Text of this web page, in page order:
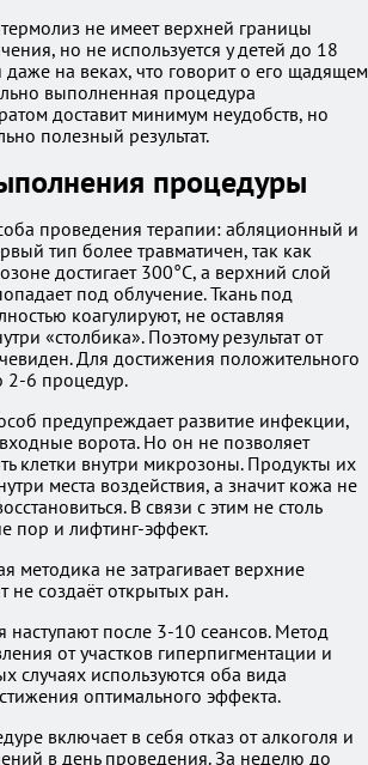
не имеет верхней границы
но не используется у детей до 18
даже на веках, что говорит о его щадящем
выполненная процедура
доставит минимум неудобств, но
полезный результат.
процедуры
проведения терапии: абляционный и
тип более травматичен, так как
достигает 300°C, а верхний слой
под облучение. Ткань под
коагулируют, не оставляя
«столбика». Поэтому результат от
Для достижения положительного
2-6 процедур.
предупреждает развитие инфекции,
входные ворота. Но он не позволяет
клетки внутри микрозоны. Продукты их
места воздействия, а значит кожа не
В связи с этим не столь
пор и лифтинг-эффект.
методика не затрагивает верхние
не создаёт открытых ран.
после 3-10 сеансов. Метод
от участков гиперпигментации и
случаях используются оба вида
оптимального эффекта.
включает в себя отказ от алкоголя и
в день проведения. За неделю до